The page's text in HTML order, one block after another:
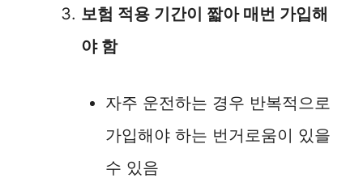
보험 적용 기간이 짧아 매번 가입해
야 함
자주 운전하는 경우 반복적으로
가입해야 하는 번거로움이 있을
수 있음